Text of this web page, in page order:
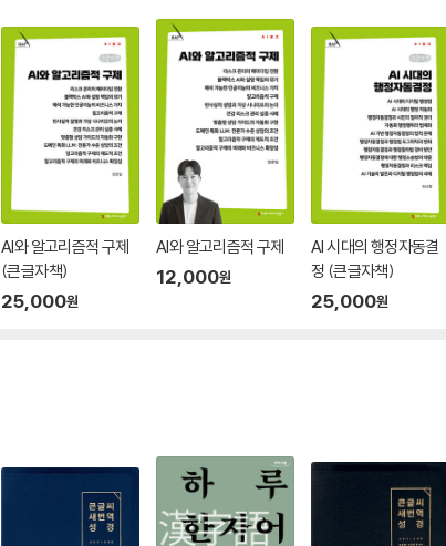
AI와 알고리즘적 구제
(큰글자책)
25,000원
AI와 알고리즘적 구제
12,000원
AI 시대의 행정자동결
정 (큰글자책)
25,000원